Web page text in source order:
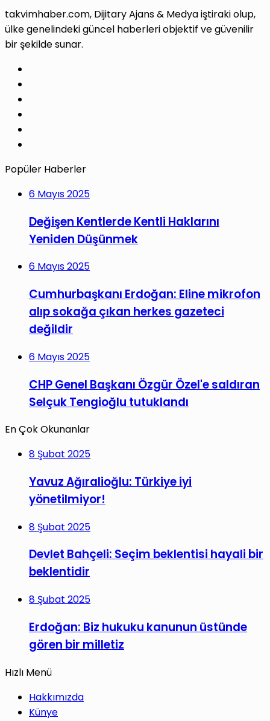
takvimhaber.com, Dijitary Ajans & Medya iştiraki olup,
ülke genelindeki güncel haberleri objektif ve güvenilir
bir şekilde sunar.
Popüler Haberler
6 Mayıs 2025
Değişen Kentlerde Kentli Haklarını
Yeniden Düşünmek
6 Mayıs 2025
Cumhurbaşkanı Erdoğan: Eline mikrofon
alıp sokağa çıkan herkes gazeteci
değildir
6 Mayıs 2025
CHP Genel Başkanı Özgür Özel'e saldıran
Selçuk Tengioğlu tutuklandı
En Çok Okunanlar
8 Şubat 2025
Yavuz Ağıralioğlu: Türkiye iyi
yönetilmiyor!
8 Şubat 2025
Devlet Bahçeli: Seçim beklentisi hayali bir
beklentidir
8 Şubat 2025
Erdoğan: Biz hukuku kanunun üstünde
gören bir milletiz
Hızlı Menü
Hakkımızda
Künye